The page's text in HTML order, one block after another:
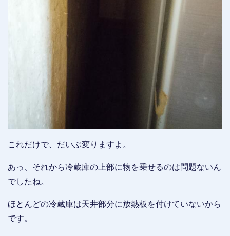
これだけで、だいぶ変りますよ。
あっ、それから冷蔵庫の上部に物を乗せるのは問題ないん
でしたね。
ほとんどの冷蔵庫は天井部分に放熱板を付けていないから
です。